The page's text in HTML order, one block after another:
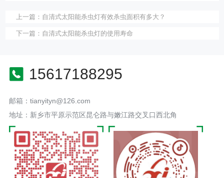
上一篇： 自清式太阳能杀虫灯有效杀虫面积有多大？
下一篇： 自清式太阳能杀虫灯的使用寿命
15617188295
邮箱：tianyityn@126.com
地址：新乡市平原示范区昆仑路与嫩江路交叉口西北角